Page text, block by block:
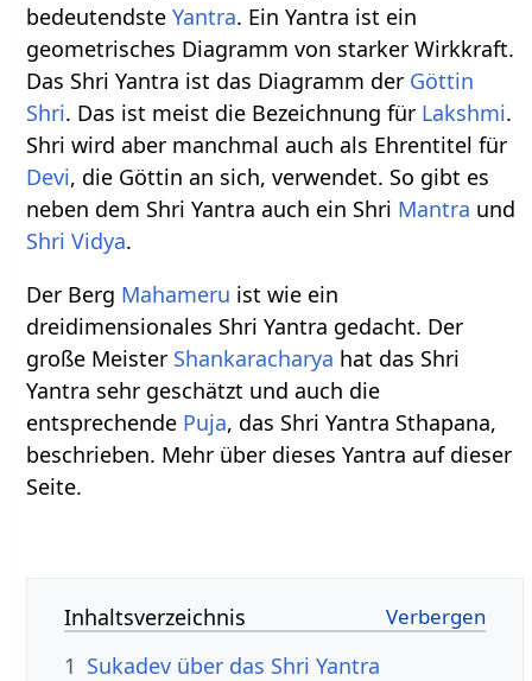
bedeutendsteYantra. Ein Yantra ist ein
geometrisches Diagramm von starker Wirkkraft.
Das Shri Yantra ist das Diagramm der Göttin
Shri. Das ist meist die Bezeichnung für Lakshmi.
Shri wird aber manchmal auch als Ehrentitel für
Devi, die Göttin an sich, verwendet. So gibt es
neben dem Shri Yantra auch ein Shri Mantra und
Shri Vidya.
Der Berg Mahameru ist wie ein
dreidimensionales Shri Yantra gedacht. Der
große Meister Shankaracharya hat das Shri
Yantra sehr geschätzt und auch die
entsprechende Puja, das Shri Yantra Sthapana,
beschrieben. Mehr über dieses Yantra auf dieser
Seite.
Inhaltsverzeichnis
1 Sukadev über das Shri Yantra